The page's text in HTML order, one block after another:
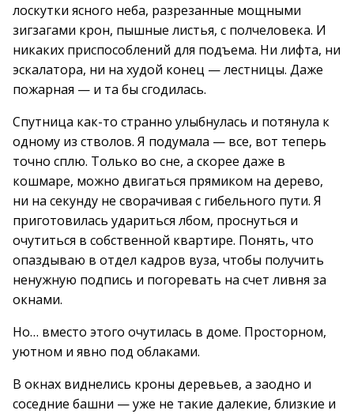
лоскутки ясного неба, разрезанные мощными
зигзагами крон, пышные листья, с полчеловека. И
никаких приспособлений для подъема. Ни лифта, ни
эскалатора, ни на худой конец — лестницы. Даже
пожарная — и та бы сгодилась.
Спутница как-то странно улыбнулась и потянула к
одному из стволов. Я подумала — все, вот теперь
точно сплю. Только во сне, а скорее даже в
кошмаре, можно двигаться прямиком на дерево,
ни на секунду не сворачивая с гибельного пути. Я
приготовилась удариться лбом, проснуться и
очутиться в собственной квартире. Понять, что
опаздываю в отдел кадров вуза, чтобы получить
ненужную подпись и погоревать на счет ливня за
окнами.
Но… вместо этого очутилась в доме. Просторном,
уютном и явно под облаками.
В окнах виднелись кроны деревьев, а заодно и
соседние башни — уже не такие далекие, близкие и